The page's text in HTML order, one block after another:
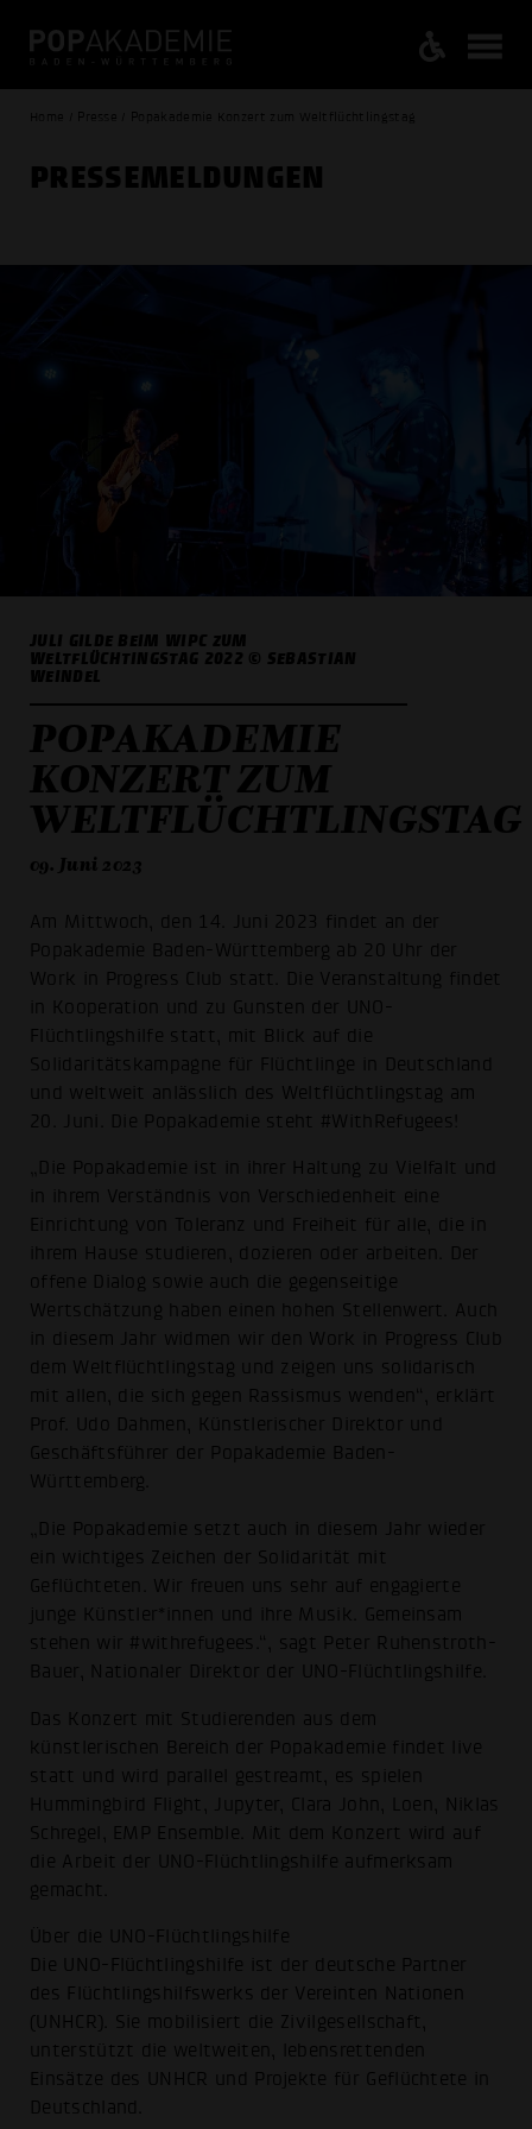
Home / Presse / Popakademie Konzert zum Weltflüchtlingstag
PRESSE­MELDUNGEN
JULI GILDE BEIM WIPC ZUM
WELTFLÜCHTINGSTAG 2022 © SEBASTIAN
WEINDEL
POPAKADEMIE
KONZERT ZUM
WELTFLÜCHTLINGSTAG
09. Juni 2023
Am Mittwoch, den 14. Juni 2023 findet an der
Popakademie Baden-Württemberg ab 20 Uhr der
Work in Progress Club statt. Die Veranstaltung findet
in Kooperation und zu Gunsten der UNO-
Flüchtlingshilfe statt, mit Blick auf die
Solidaritätskampagne für Flüchtlinge in Deutschland
und weltweit anlässlich des Weltflüchtlingstag am
20. Juni. Die Popakademie steht #WithRefugees!
„Die Popakademie ist in ihrer Haltung zu Vielfalt und
in ihrem Verständnis von Verschiedenheit eine
Einrichtung von Toleranz und Freiheit für alle, die in
ihrem Hause studieren, dozieren oder arbeiten. Der
offene Dialog sowie auch die gegenseitige
Wertschätzung haben einen hohen Stellenwert. Auch
in diesem Jahr widmen wir den Work in Progress Club
dem Weltflüchtlingstag und zeigen uns solidarisch
mit allen, die sich gegen Rassismus wenden“, erklärt
Prof. Udo Dahmen, Künstlerischer Direktor und
Geschäftsführer der Popakademie Baden-
Württemberg.
„Die Popakademie setzt auch in diesem Jahr wieder
ein wichtiges Zeichen der Solidarität mit
Geflüchteten. Wir freuen uns sehr auf engagierte
junge Künstler*innen und ihre Musik. Gemeinsam
stehen wir #withrefugees.“, sagt Peter Ruhenstroth-
Bauer, Nationaler Direktor der UNO-Flüchtlingshilfe.
Das Konzert mit Studierenden aus dem
künstlerischen Bereich der Popakademie findet live
statt und wird parallel gestreamt, es spielen
Hummingbird Flight, Jupyter, Clara John, Loen, Niklas
Schregel, EMP Ensemble. Mit dem Konzert wird auf
die Arbeit der UNO-Flüchtlingshilfe aufmerksam
gemacht.
Über die UNO-Flüchtlingshilfe
Die UNO-Flüchtlingshilfe ist der deutsche Partner
des Flüchtlingshilfswerks der Vereinten Nationen
(UNHCR). Sie mobilisiert die Zivilgesellschaft,
unterstützt die weltweiten, lebensrettenden
Einsätze des UNHCR und Projekte für Geflüchtete in
Deutschland.